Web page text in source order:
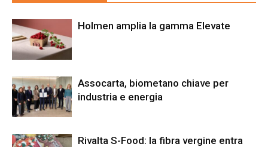
Holmen amplia la gamma Elevate
Assocarta, biometano chiave per
industria e energia
Rivalta S-Food: la fibra vergine entra